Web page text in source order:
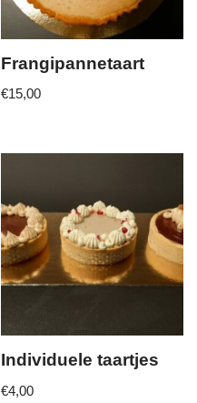
Frangipannetaart
€15,00
Individuele taartjes
€4,00